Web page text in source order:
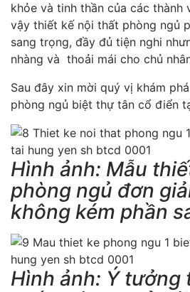
khỏe và tinh thần của các thành
vậy thiết kế nội thất phòng ngủ
sang trọng, đầy đủ tiện nghi
nhàng và thoải mái cho chủ
Sau đây xin mời quý vị khám
phòng ngủ biệt thự tân cổ điển
Hình ảnh: Mẫu
phòng ngủ đơn
không kém phần
Hình ảnh: Ý tưởng